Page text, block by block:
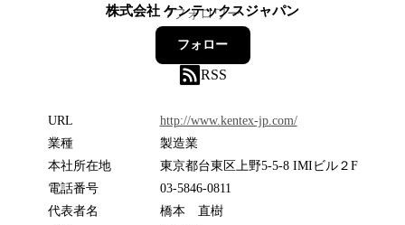
株式会社 ケンテックスジャパン
7フォロワー
フォロー
RSS
URL
http://www.kentex-jp.com/
業種
製造業
本社所在地
東京都台東区上野5-5-8 IMIビル２F
電話番号
03-5846-0811
代表者名
橋本 直樹